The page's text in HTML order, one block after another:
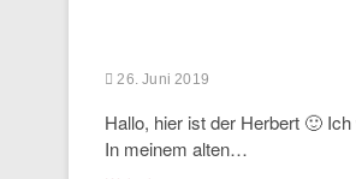
26. Juni 2019
Hallo, hier ist der Herbert 🙂
In meinem alten…